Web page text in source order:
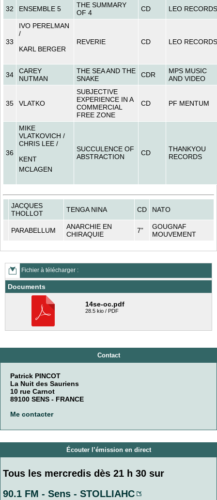
32 ENSEMBLE 5
THE SUMMARY
OF 4
CD LEO RECORDS
33
IVO PERELMAN
/
KARL BERGER
REVERIE CD LEO RECORDS
34
CAREY
NUTMAN
THE SEA AND THE
SNAKE
CDR
MPS MUSIC
AND VIDEO
35 VLATKO
SUBJECTIVE
EXPERIENCE IN A
COMMERCIAL
FREE ZONE
CD PF MENTUM
36
MIKE
VLATKOVICH /
CHRIS LEE /
KENT
MCLAGEN
SUCCULENCE OF
ABSTRACTION
CD
THANKYOU
RECORDS
JACQUES
THOLLOT
TENGA NINA CD NATO
PARABELLUM
ANARCHIE EN
CHIRAQUIE
7”
GOUGNAF
MOUVEMENT
Fichier à télécharger :
Documents
14se-oc.pdf
28.5 kio / PDF
Contact
Patrick PINCOT
La Nuit des Sauriens
10 rue Carnot
89100 SENS - FRANCE
Me contacter
Écouter l’émission en direct
Tous les mercredis dès 21 h 30 sur
90.1 FM - Sens - STOLLIAHC